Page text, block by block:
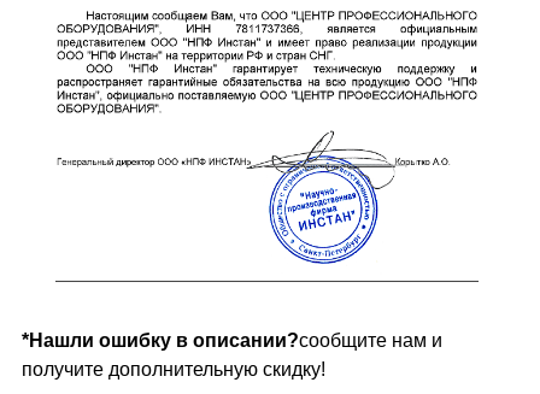
*Нашли ошибку в описании?сообщите нам и
получите дополнительную скидку!